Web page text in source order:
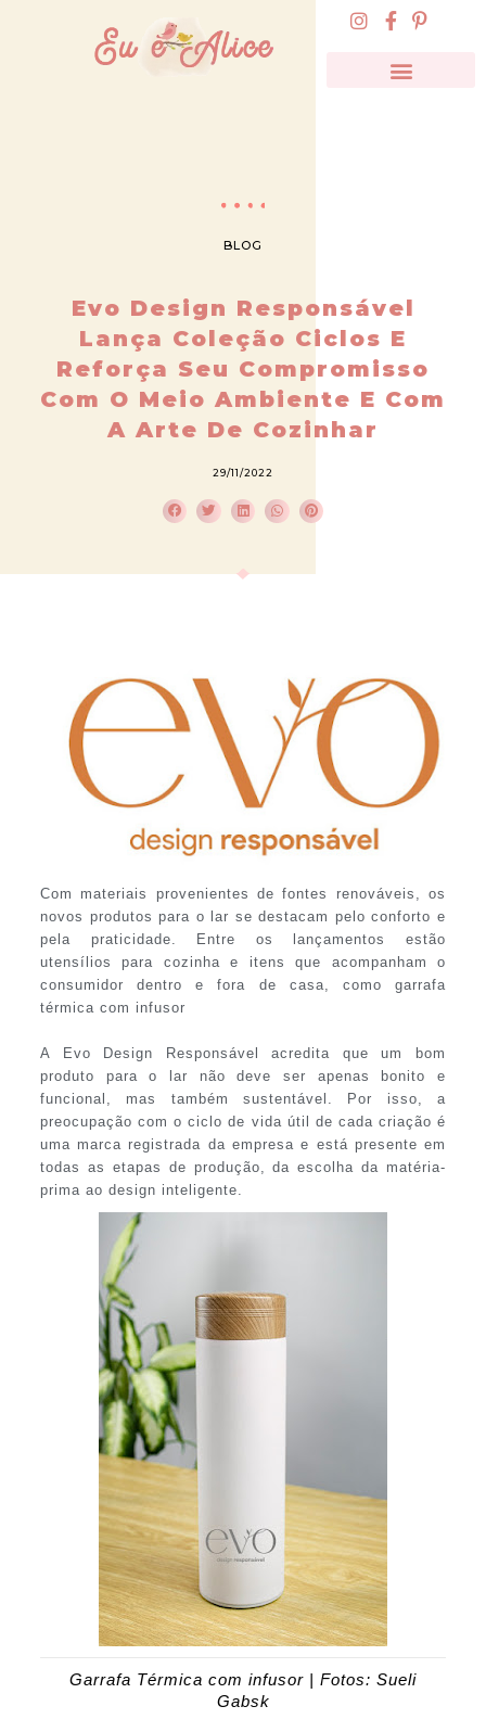
BLOG
Evo Design Responsável
Lança Coleção Ciclos E
Reforça Seu Compromisso
Com O Meio Ambiente E Com
A Arte De Cozinhar
29/11/2022
Com materiais provenientes de fontes renováveis, os
novos produtos para o lar se destacam pelo conforto e
pela praticidade. Entre os lançamentos estão
utensílios para cozinha e itens que acompanham o
consumidor dentro e fora de casa, como garrafa
térmica com infusor
A Evo Design Responsável acredita que um bom
produto para o lar não deve ser apenas bonito e
funcional, mas também sustentável. Por isso, a
preocupação com o ciclo de vida útil de cada criação é
uma marca registrada da empresa e está presente em
todas as etapas de produção, da escolha da matéria-
prima ao design inteligente.
Garrafa Térmica com infusor | Fotos: Sueli
Gabsk